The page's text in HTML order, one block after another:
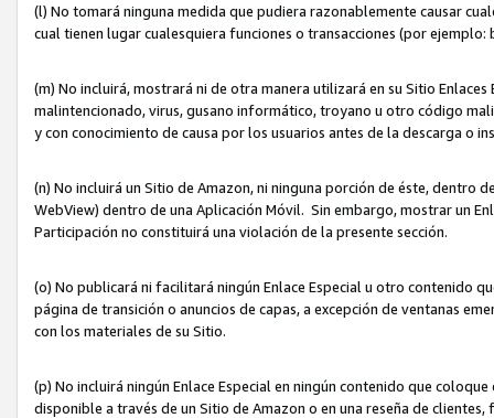
(l) No tomará ninguna medida que pudiera razonablemente causar
cual tienen lugar cualesquiera funciones o transacciones (por
(m) No incluirá, mostrará ni de otra manera utilizará en su Sitio
malintencionado, virus, gusano informático, troyano u otro código
y con conocimiento de causa por los usuarios antes de la descarga
(n) No incluirá un Sitio de Amazon, ni ninguna porción de éste,
WebView) dentro de una Aplicación Móvil. Sin embargo, mostrar un
Participación no constituirá una violación de la presente sección.
(o) No publicará ni facilitará ningún Enlace Especial u otro contenido
página de transición o anuncios de capas, a excepción de ventanas
con los materiales de su Sitio.
(p) No incluirá ningún Enlace Especial en ningún contenido que
disponible a través de un Sitio de Amazon o en una reseña de